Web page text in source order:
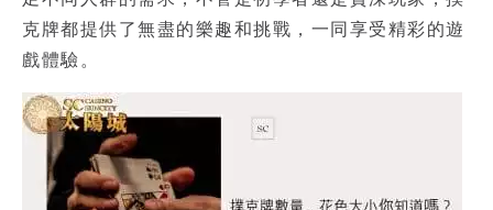
克牌都提供了無盡的樂趣和挑戰，一同享受精彩的遊
戲體驗。